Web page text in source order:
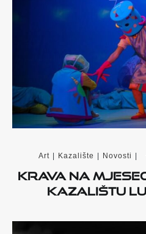
Art Kazalište Novosti
Krava na
kazalištu